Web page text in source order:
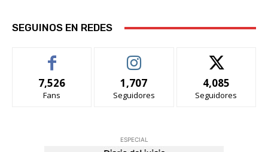
SEGUINOS EN REDES
7,526
Fans
1,707
Seguidores
4,085
Seguidores
ESPECIAL